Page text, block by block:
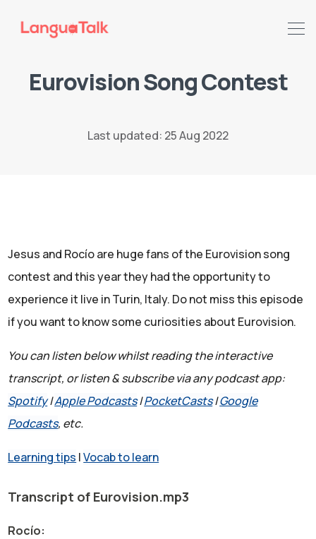
Eurovision Song Contest
Last updated: 25 Aug 2022
Jesus and Rocío are huge fans of the Eurovision song
contest and this year they had the opportunity to
experience it live in Turin, Italy. Do not miss this episode
if you want to know some curiosities about Eurovision.
You can listen below whilst reading the interactive
transcript, or listen & subscribe via any podcast app:
Spotify|Apple Podcasts|PocketCasts|Google
Podcasts, etc.
Learning tips |Vocab to learn
Transcript of Eurovision.mp3
Rocío: